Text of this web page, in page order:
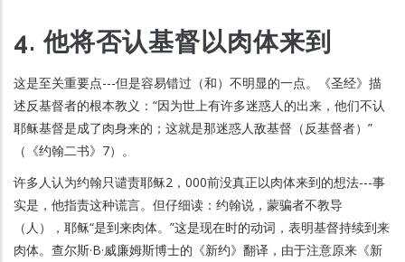
4. 他将否认基督以肉体来到
这是至关重要点---但是容易错过（和）不明显的一点。《圣经》描
述反基督者的根本教义：“因为世上有许多迷惑人的出来，他们不认
耶稣基督是成了肉身来的；这就是那迷惑人敌基督（反基督者）”
（《约翰二书》7）。
许多人认为约翰只谴责耶稣2，000前没真正以肉体来到的想法---事
实是，他指责这种谎言。但仔细读：约翰说，蒙骗者不教导
（人），耶稣“是到来肉体。”这是现在时的动词，表明基督持续到来
肉体。查尔斯·B·威廉姆斯博士的《新约》翻译，由于注意原来《新